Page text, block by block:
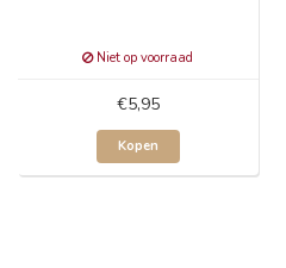
Niet op voorraad
€5,95
Kopen